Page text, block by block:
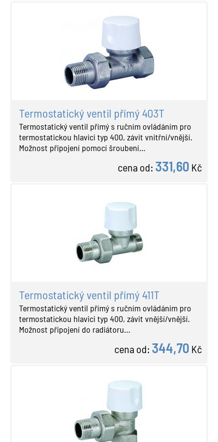
Termostatický ventil přímý 403T
Termostatický ventil přímý s ručním ovládáním pro
termostatickou hlavici typ 400, závit vnitřní/vnější.
Možnost připojení pomocí šroubení…
cena od: 331,60 Kč
Termostatický ventil přímý 411T
Termostatický ventil přímý s ručním ovládáním pro
termostatickou hlavici typ 400, závit vnější/vnější.
Možnost připojení do radiátoru…
cena od: 344,70 Kč